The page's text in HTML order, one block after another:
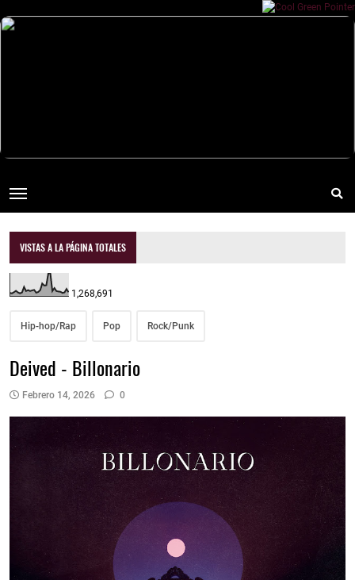
VISTAS A LA PÁGINA TOTALES
1,268,691
Hip-hop/Rap Pop Rock/Punk
Deived - Billonario
Febrero 14, 2026 0